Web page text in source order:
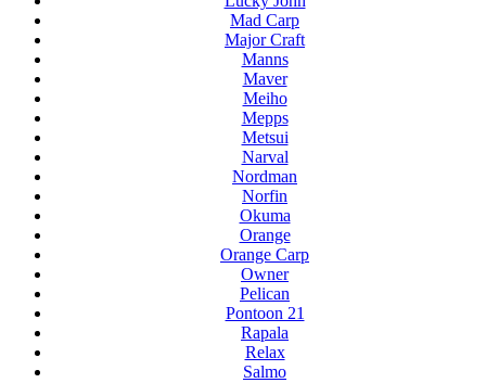
Mad Carp
Major Craft
Manns
Maver
Meiho
Mepps
Metsui
Narval
Nordman
Norfin
Okuma
Orange
Orange Carp
Owner
Pelican
Pontoon 21
Rapala
Relax
Salmo